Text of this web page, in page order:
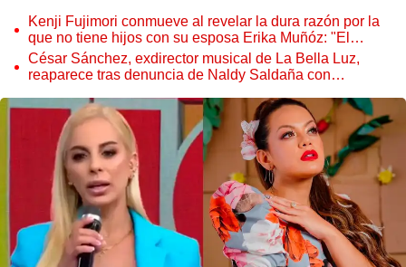
Kenji Fujimori conmueve al revelar la dura razón por la
que no tiene hijos con su esposa Erika Muñóz: "El
proceso judicial"
César Sánchez, exdirector musical de La Bella Luz,
reaparece tras denuncia de Naldy Saldaña con